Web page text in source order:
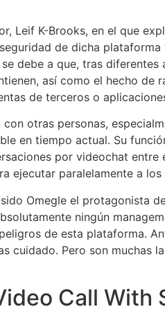
Leif K-Brooks, en el que
de dicha
debe a que, tras
así como el hecho
de terceros o
otras personas,
en tiempo actual. Su
por videochat
ejecutar paralelamente a
Omegle el protagonista
ningún
de esta plataforma.
cuidado. Pero son muchas
Call With